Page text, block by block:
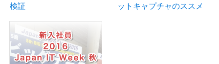
検証
ットキャプチャのススメ